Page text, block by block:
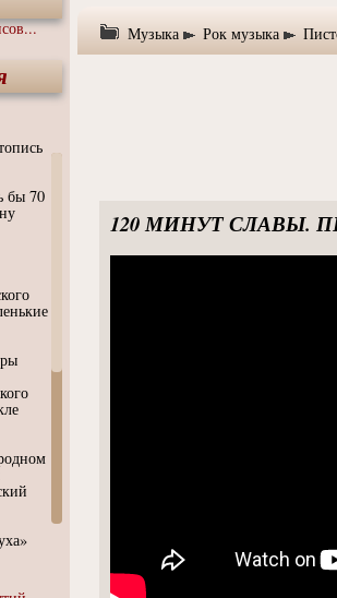
бы 70
Музыка Рок музыка
120 МИНУТ СЛАВЫ.